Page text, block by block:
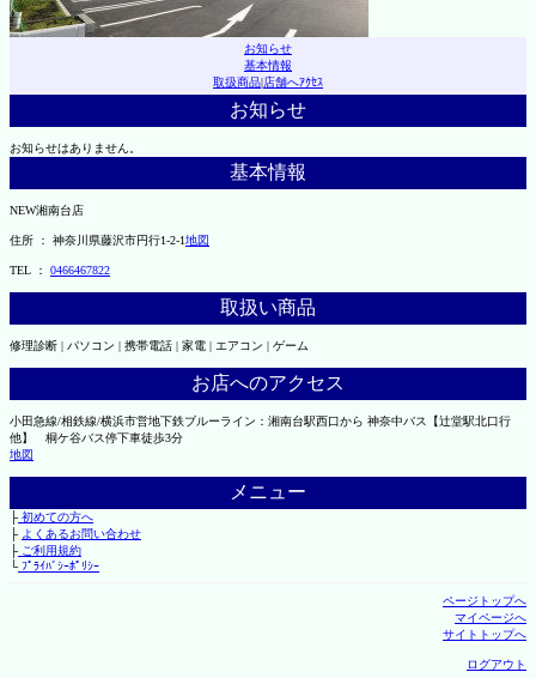
お知らせ
基本情報
取扱商品|店舗へｱｸｾｽ
お知らせ
お知らせはありません。
基本情報
NEW湘南台店
住所 ： 神奈川県藤沢市円行1-2-1地図
TEL ： 0466467822
取扱い商品
修理診断 | パソコン | 携帯電話 | 家電 | エアコン | ゲーム
お店へのアクセス
小田急線/相鉄線/横浜市営地下鉄ブルーライン：湘南台駅西口から 神奈中バス【辻堂駅北口行
他】 桐ケ谷バス停下車徒歩3分
地図
メニュー
├初めての方へ
├ よくあるお問い合わせ
├ご利用規約
└ﾌﾟﾗｲﾊﾞｼｰﾎﾟﾘｼｰ
ページトップへ
マイページへ
サイトトップへ
ログアウト